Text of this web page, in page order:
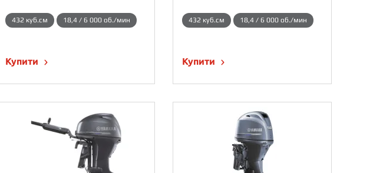
432 куб.см 18,4 / 6 000 об./мин
Купити
432 куб.см 18,4 / 6 000 об./мин
Купити